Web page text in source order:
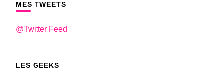
MES TWEETS
@Twitter Feed
LES GEEKS